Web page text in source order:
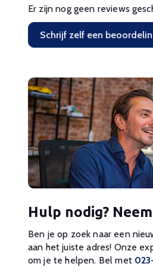
Er zijn nog geen reviews
Schrijf zelf een
Hulp nodig?
Ben je op zoek naar een
aan het juiste adres! Onze
om je te helpen. Bel met